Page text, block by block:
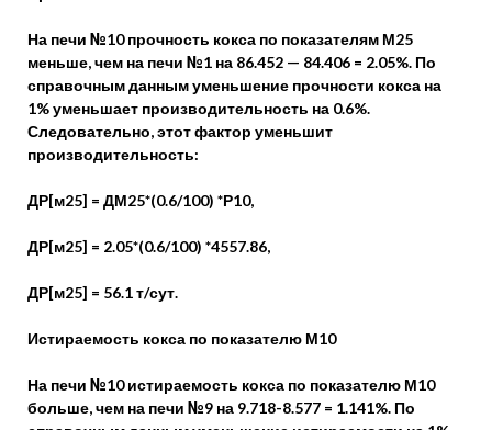
На печи №10 прочность кокса по показателям М25
меньше, чем на печи №1 на 86.452 — 84.406 = 2.05%. По
справочным данным уменьшение прочности кокса на
1% уменьшает производительность на 0.6%.
Следовательно, этот фактор уменьшит
производительность:
ДР[м25] = ДМ25*(0.6/100) *Р10,
ДР[м25] = 2.05*(0.6/100) *4557.86,
ДР[м25] = 56.1 т/сут.
Истираемость кокса по показателю М10
На печи №10 истираемость кокса по показателю М10
больше, чем на печи №9 на 9.718-8.577 = 1.141%. По